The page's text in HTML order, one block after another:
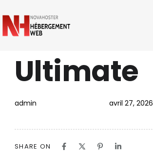
PUBLISHED
IN:
Ultimate
Author
admin
Published
on:
avril 27, 2026
SHARE ON